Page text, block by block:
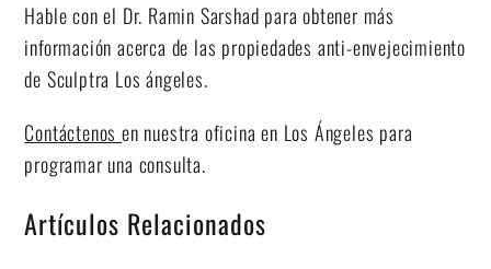
Hable con el Dr. Ramin Sarshad para obtener más
información acerca de las propiedades anti-envejecimiento
de Sculptra Los ángeles.
Contáctenos en nuestra oficina en Los Ángeles para
programar una consulta.
Artículos Relacionados